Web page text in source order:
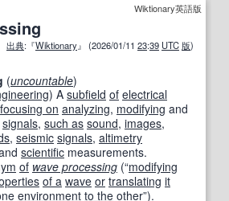
Wiktionary英語版
出典:『Wiktionary』 (2026/01/11 23:39 UTC 版)
(uncountable)
) A subfield of electrical
focusing on analyzing, modifying and
signals, such as sound, images,
, seismic signals, altimetry
scientific measurements.
of wave processing (“modifying
of a wave or translating it
environment to the other”).